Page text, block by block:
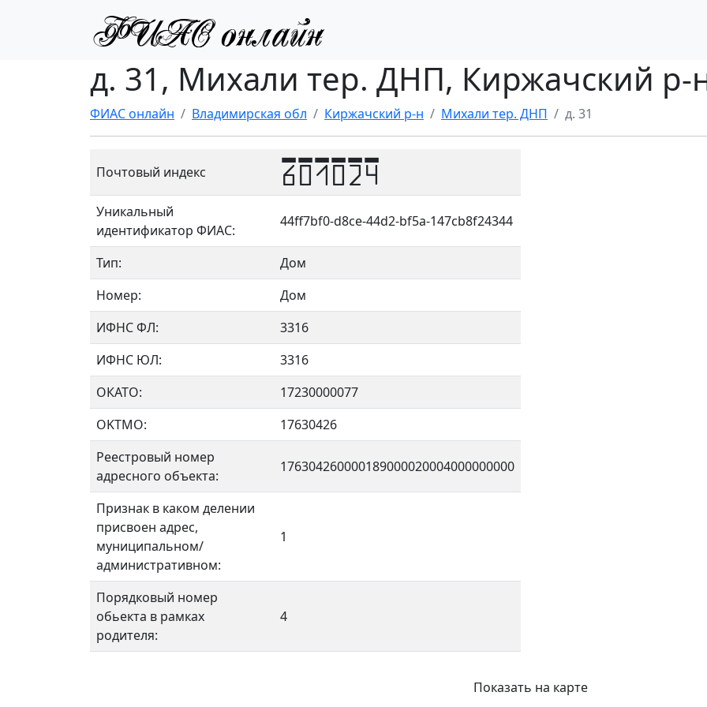
д. 31, Михали тер. ДНП, Киржачский р-
ФИАС онлайн Владимирская обл Киржачский р-н Михали тер. ДНП д. 31
Почтовый индекс 601024
Уникальный
идентификатор ФИАС:
44ff7bf0-d8ce-44d2-bf5a-147cb8f24344
Тип:
Дом
Номер:
Дом
ИФНС ФЛ:
3316
ИФНС ЮЛ:
3316
ОКАТО:
17230000077
OKTMO:
17630426
Реестровый номер
адресного объекта:
176304260000189000020004000000000
Признак в каком делении
присвоен адрес,
муниципальном/
административном:
1
Порядковый номер
обьекта в рамках
родителя:
4
Показать на карте